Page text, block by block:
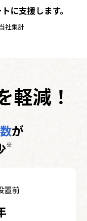
に支援します。
社集計
軽減！
が
※
置前